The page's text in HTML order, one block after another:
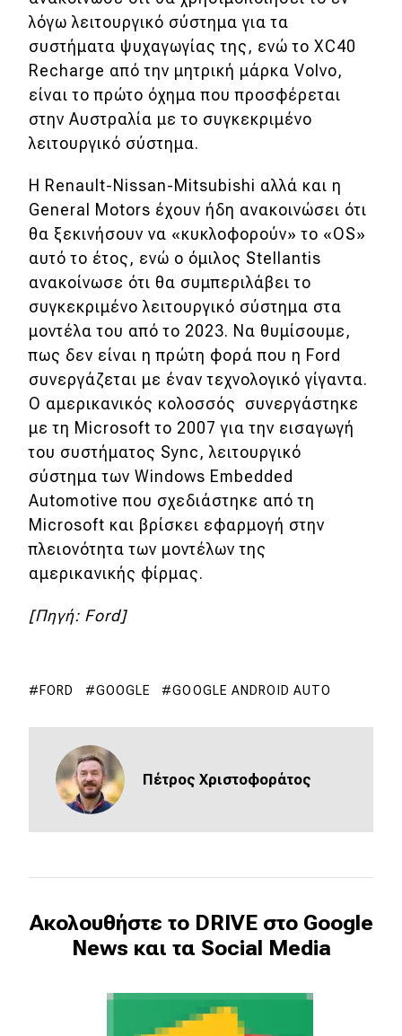
λόγω λειτουργικό σύστημα για τα
συστήματα ψυχαγωγίας της, ενώ το XC40
Recharge από την μητρική μάρκα Volvo,
είναι το πρώτο όχημα που προσφέρεται
στην Αυστραλία με το συγκεκριμένο
λειτουργικό σύστημα.
Η Renault-Nissan-Mitsubishi αλλά και η
General Motors έχουν ήδη ανακοινώσει ότι
θα ξεκινήσουν να «κυκλοφορούν» το «OS»
αυτό το έτος, ενώ ο όμιλος Stellantis
ανακοίνωσε ότι θα συμπεριλάβει το
συγκεκριμένο λειτουργικό σύστημα στα
μοντέλα του από το 2023. Να θυμίσουμε,
πως δεν είναι η πρώτη φορά που η Ford
συνεργάζεται με έναν τεχνολογικό γίγαντα.
Ο αμερικανικός κολοσσός συνεργάστηκε
με τη Microsoft το 2007 για την εισαγωγή
του συστήματος Sync, λειτουργικό
σύστημα των Windows Embedded
Automotive που σχεδιάστηκε από τη
Microsoft και βρίσκει εφαρμογή στην
πλειονότητα των μοντέλων της
αμερικανικής φίρμας.
[Πηγή: Ford]
FORD GOOGLE GOOGLE ANDROID AUTO
Πέτρος Χριστοφοράτος
Ακολουθήστε το DRIVE στο Google
News και τα Social Media